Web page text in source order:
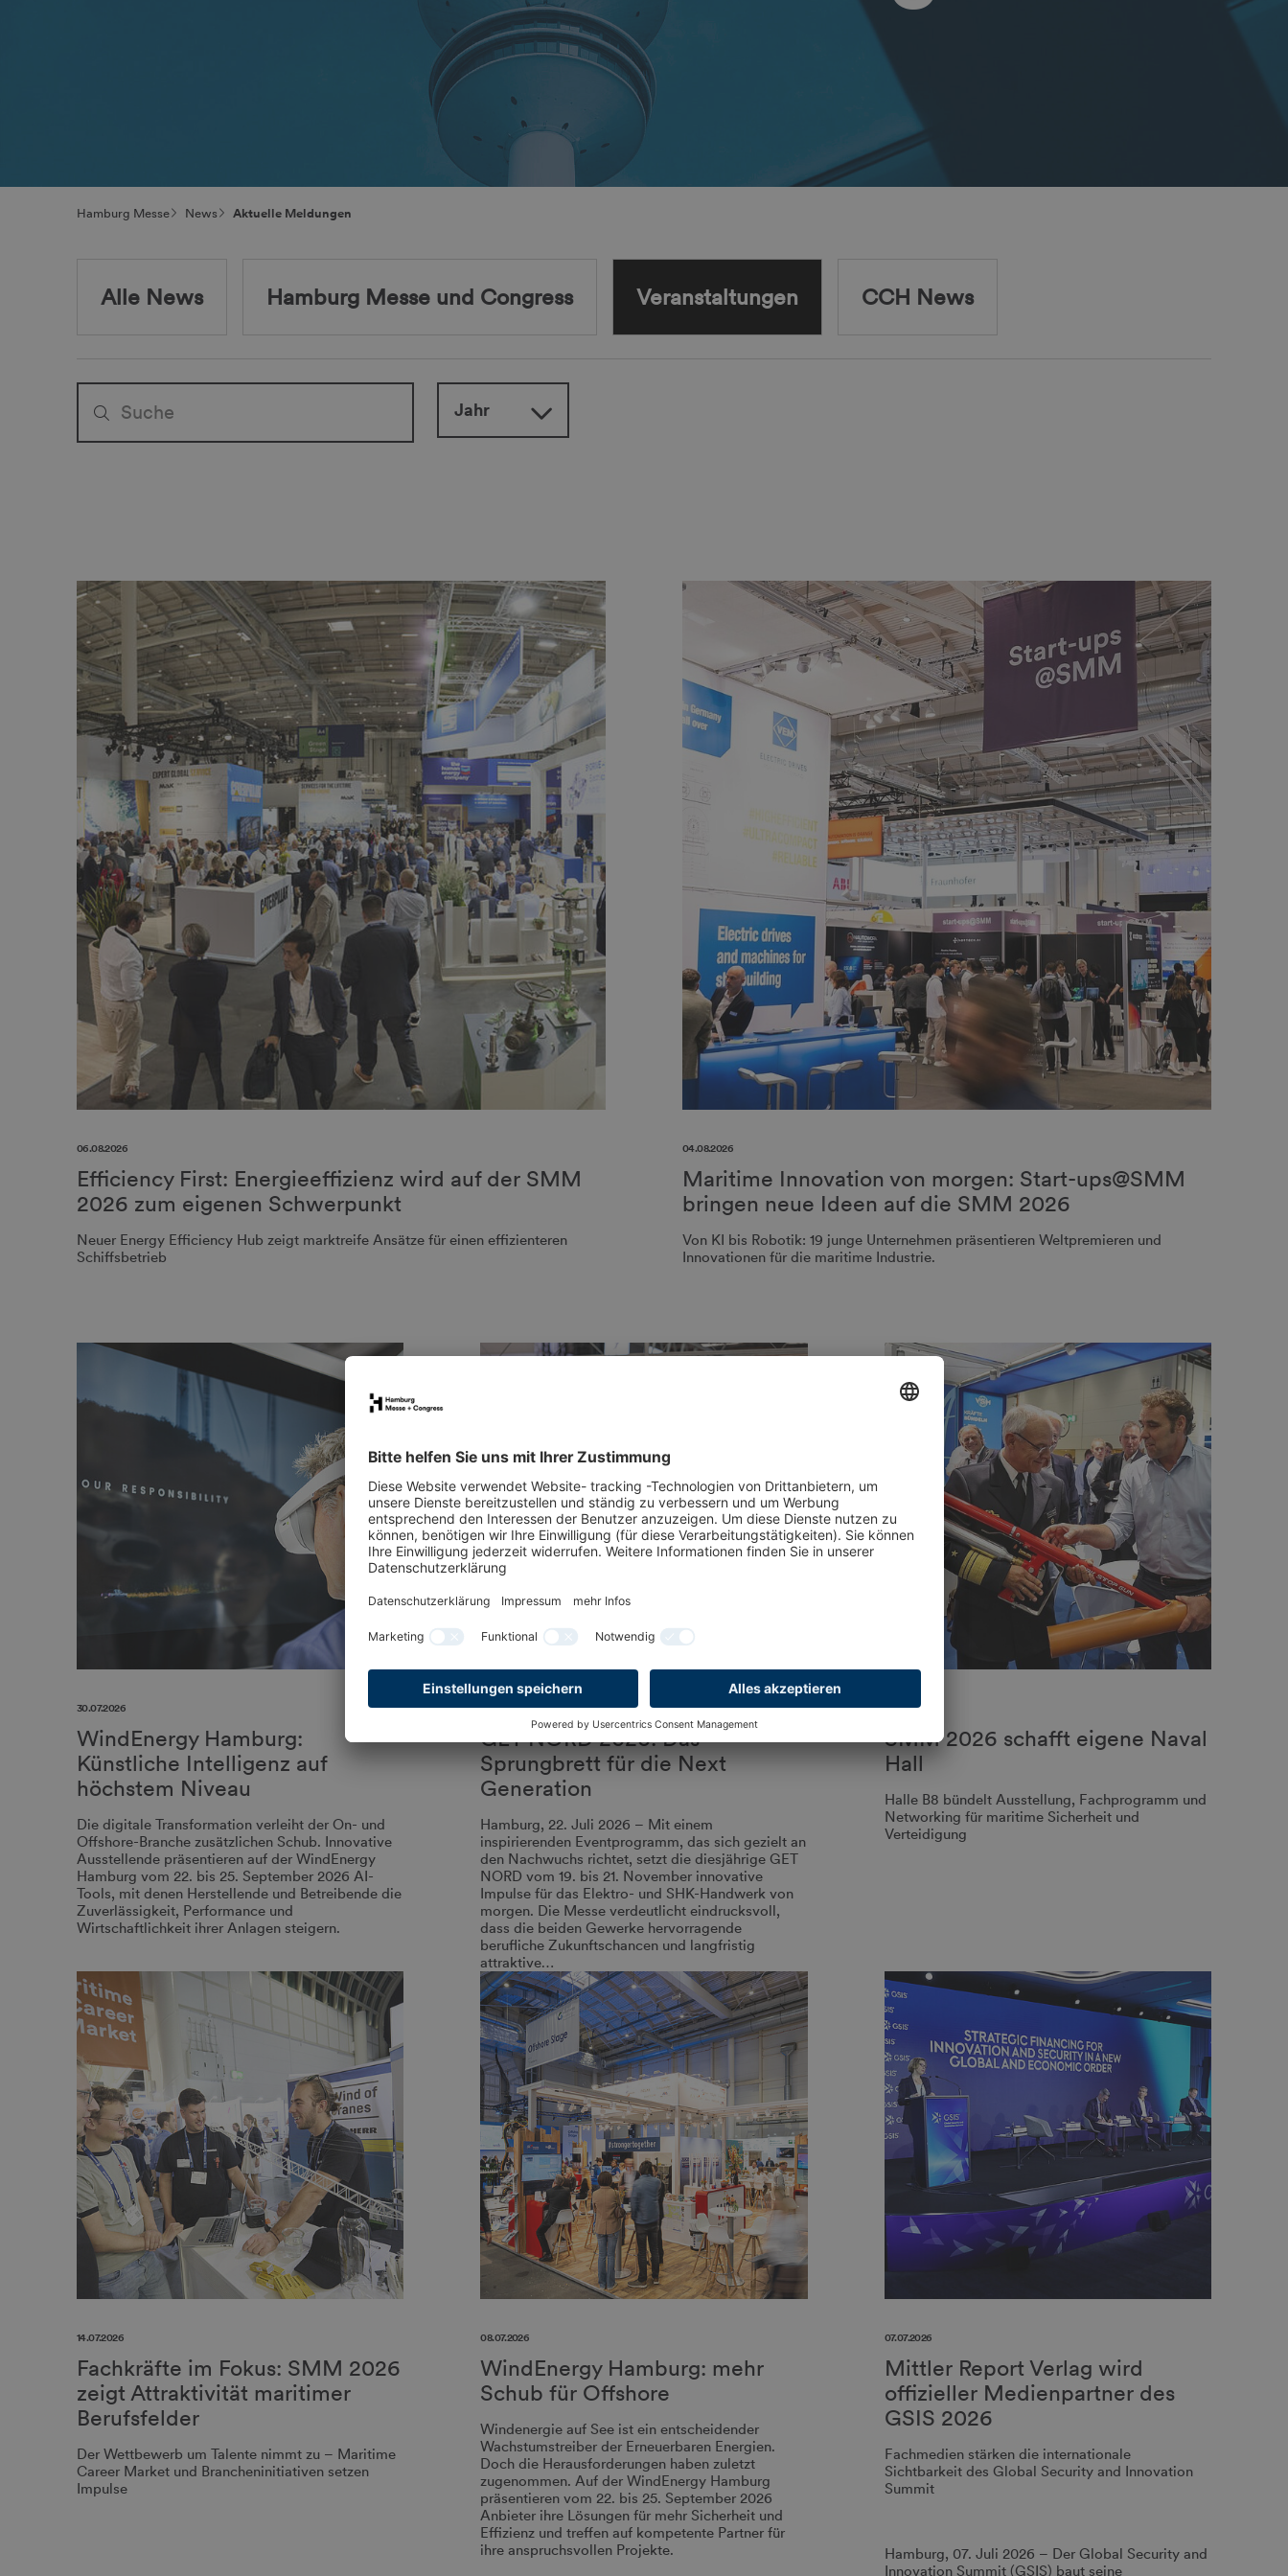
Hamburg Messe News Aktuelle Meldungen
Alle News Hamburg Messe und Congress Veranstaltungen CCH News
Jahr
06.08.2026
Efficiency First: Energieeffizienz wird auf der SMM
2026 zum eigenen Schwerpunkt
Neuer Energy Efficiency Hub zeigt marktreife Ansätze für einen effizienteren
Schiffsbetrieb
04.08.2026
Maritime Innovation von morgen: Start-ups@SMM
bringen neue Ideen auf die SMM 2026
Von KI bis Robotik: 19 junge Unternehmen präsentieren Weltpremieren und
Innovationen für die maritime Industrie.
30.07.2026
WindEnergy Hamburg:
Künstliche Intelligenz auf
höchstem Niveau
Die digitale Transformation verleiht der On- und
Offshore-Branche zusätzlichen Schub. Innovative
Ausstellende präsentieren auf der WindEnergy
Hamburg vom 22. bis 25. September 2026 AI-
Tools, mit denen Herstellende und Betreibende die
Zuverlässigkeit, Performance und
Wirtschaftlichkeit ihrer Anlagen steigern.
22.07.2026
GET NORD 2026: Das
Sprungbrett für die Next
Generation
Hamburg, 22. Juli 2026 – Mit einem
inspirierenden Eventprogramm, das sich gezielt an
den Nachwuchs richtet, setzt die diesjährige GET
NORD vom 19. bis 21. November innovative
Impulse für das Elektro- und SHK-Handwerk von
morgen. Die Messe verdeutlicht eindrucksvoll,
dass die beiden Gewerke hervorragende
berufliche Zukunftschancen und langfristig
attraktive…
16.07.2026
SMM 2026 schafft eigene Naval
Hall
Halle B8 bündelt Ausstellung, Fachprogramm und
Networking für maritime Sicherheit und
Verteidigung
14.07.2026
Fachkräfte im Fokus: SMM 2026
zeigt Attraktivität maritimer
Berufsfelder
Der Wettbewerb um Talente nimmt zu – Maritime
Career Market und Brancheninitiativen setzen
Impulse
08.07.2026
WindEnergy Hamburg: mehr
Schub für Offshore
Windenergie auf See ist ein entscheidender
Wachstumstreiber der Erneuerbaren Energien.
Doch die Herausforderungen haben zuletzt
zugenommen. Auf der WindEnergy Hamburg
präsentieren vom 22. bis 25. September 2026
Anbieter ihre Lösungen für mehr Sicherheit und
Effizienz und treffen auf kompetente Partner für
ihre anspruchsvollen Projekte.
07.07.2026
Mittler Report Verlag wird
offizieller Medienpartner des
GSIS 2026
Fachmedien stärken die internationale
Sichtbarkeit des Global Security and Innovation
Summit
Hamburg, 07. Juli 2026 – Der Global Security and
Innovation Summit (GSIS) baut seine